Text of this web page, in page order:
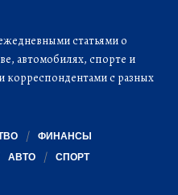
статьями о
автомобилях, спорте и
корреспондентами с разных
ФИНАНСЫ
АВТО СПОРТ